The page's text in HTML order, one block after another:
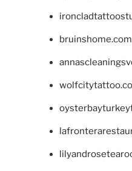
bruinshome.com